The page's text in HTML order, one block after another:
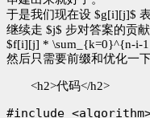
于是我们现在设 $g[i][j]$
继续走 $j$ 步对答案的贡
$f[i][j] * \sum_{k=0}^{n-i-
然后只需要前缀和优化一
<h2>代码</h2>
#include